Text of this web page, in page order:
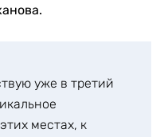
уже в третий
местах, к